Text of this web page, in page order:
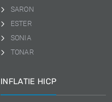
SARON
ESTER
SONIA
TONAR
INFLATIE HICP